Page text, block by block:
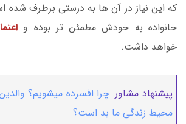
که این نیاز در آن ها به درستی برطرف
خانواده به خودش مطمئن تر بوده و
خواهد داشت.
پیشنهاد مشاور: چرا افسرده میشویم؟
محیط زندگی ما بد است؟